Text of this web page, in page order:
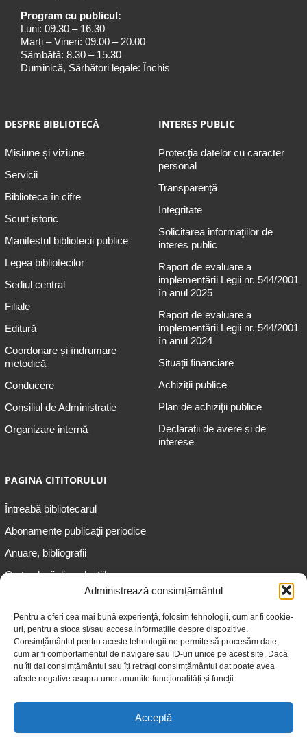
Administrează consimțământul
Pentru a oferi cea mai bună experiență, folosim tehnologii, cum ar fi cookie-
uri, pentru a stoca și/sau accesa informațiile despre dispozitive.
Consimțământul pentru aceste tehnologii ne permite să procesăm date,
cum ar fi comportamentul de navigare sau ID-uri unice pe acest site. Dacă
nu îți dai consimțământul sau îți retragi consimțământul dat poate avea
afecte negative asupra unor anumite funcționalități și funcții.
Acceptă
Program cu publicul:
Luni: 09.30 – 16.30
Marți – Vineri: 09.00 – 20.00
Sâmbătă: 8.30 – 15.30
Duminică, Sărbători legale: Închis
DESPRE BIBLIOTECĂ
Misiune şi viziune
Servicii
Biblioteca în cifre
Scurt istoric
Manifestul bibliotecii publice
Legea bibliotecilor
Sediul central
Filiale
Editură
Coordonare și îndrumare
metodică
Conducere
Consiliul de Administrație
Organizare internă
INTERES PUBLIC
Protecția datelor cu caracter
personal
Transparență
Integritate
Solicitarea informaţiilor de
interes public
Raport de evaluare a
implementării Legii nr. 544/2001
în anul 2025
Raport de evaluare a
implementării Legii nr. 544/2001
în anul 2024
Situații financiare
Achiziții publice
Plan de achiziţii publice
Declarații de avere și de
interese
PAGINA CITITORULUI
Întreabă bibliotecarul
Abonamente publicaţii periodice
Anuare, bibliografii
Cartea lunii din colecțiile
Informații pentru adolescenți
Informații pentru adulți
Informații pentru seniori